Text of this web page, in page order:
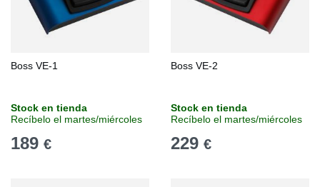
Boss VE-1
Stock en tienda
Recíbelo el martes/miércoles
189 €
Boss VE-2
Stock en tienda
Recíbelo el martes/miércoles
229 €